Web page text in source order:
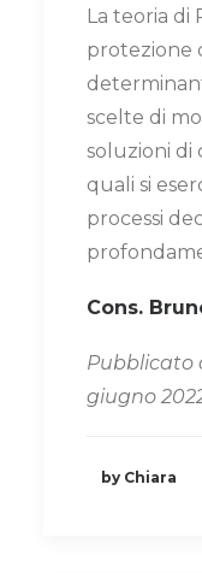
La teoria di
protezione
scelte di
soluzioni di
quali si
processi
Cons.
Pubblicato
giugno
by Chiara